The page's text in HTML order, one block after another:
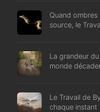
Quand ombres
source, le
La grandeur
monde
Le Travail de
chaque instant